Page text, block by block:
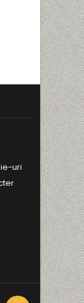
uri